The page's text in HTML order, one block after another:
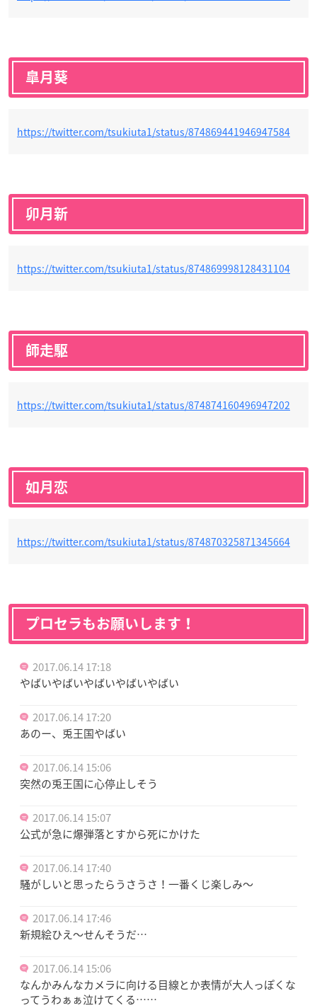
皐月葵
https://twitter.com/tsukiuta1/status/874869441946947584
卯月新
https://twitter.com/tsukiuta1/status/874869998128431104
師走駆
https://twitter.com/tsukiuta1/status/874874160496947202
如月恋
https://twitter.com/tsukiuta1/status/874870325871345664
プロセラもお願いします！
2017.06.14 17:18
やばいやばいやばいやばいやばい
2017.06.14 17:20
あのー、兎王国やばい
2017.06.14 15:06
突然の兎王国に心停止しそう
2017.06.14 15:07
公式が急に爆弾落とすから死にかけた
2017.06.14 17:40
騒がしいと思ったらうさうさ！一番くじ楽しみ～
2017.06.14 17:46
新規絵ひえ～せんそうだ…
2017.06.14 15:06
なんかみんなカメラに向ける目線とか表情が大人っぽくな
ってうわぁぁ泣けてくる……